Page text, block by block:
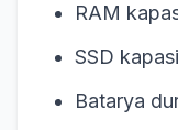
RAM
SSD
Batarya